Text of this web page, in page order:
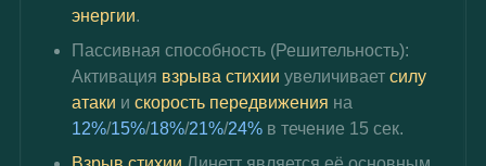
энергии.
Пассивная способность (Решительность):
Активация взрыва стихии увеличивает силу
атаки и скорость передвижения на
12%/15%/18%/21%/24% в течение 15 сек.